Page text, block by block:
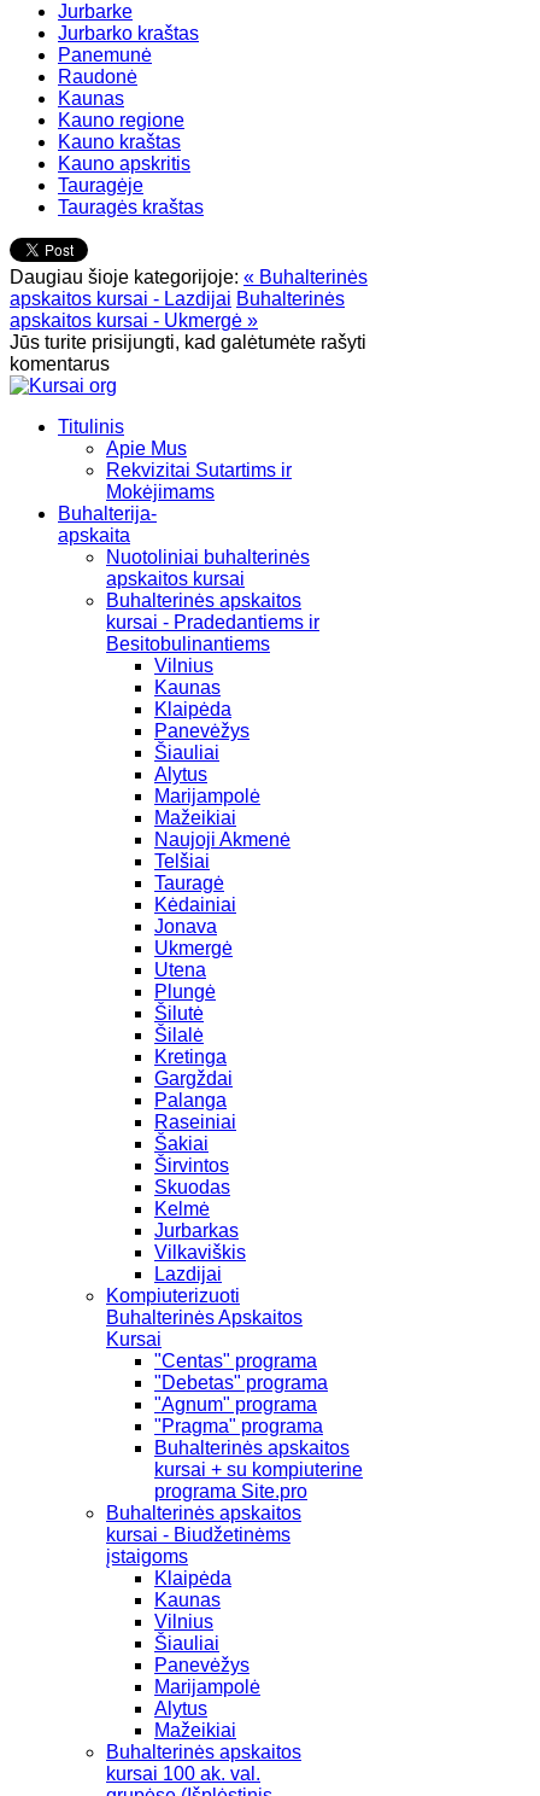
Jurbarke
Jurbarko kraštas
Panemunė
Raudonė
Kaunas
Kauno regione
Kauno kraštas
Kauno apskritis
Tauragėje
Tauragės kraštas
Daugiau šioje kategorijoje: « Buhalterinės
apskaitos kursai - Lazdijai Buhalterinės
apskaitos kursai - Ukmergė »
Jūs turite prisijungti, kad galėtumėte rašyti
komentarus
Titulinis
Apie Mus
Rekvizitai Sutartims ir
Mokėjimams
Buhalterija-
apskaita
Nuotoliniai buhalterinės
apskaitos kursai
Buhalterinės apskaitos
kursai - Pradedantiems ir
Besitobulinantiems
Vilnius
Kaunas
Klaipėda
Panevėžys
Šiauliai
Alytus
Marijampolė
Mažeikiai
Naujoji Akmenė
Telšiai
Tauragė
Kėdainiai
Jonava
Ukmergė
Utena
Plungė
Šilutė
Šilalė
Kretinga
Gargždai
Palanga
Raseiniai
Šakiai
Širvintos
Skuodas
Kelmė
Jurbarkas
Vilkaviškis
Lazdijai
Kompiuterizuoti
Buhalterinės Apskaitos
Kursai
"Centas" programa
"Debetas" programa
"Agnum" programa
"Pragma" programa
Buhalterinės apskaitos
kursai + su kompiuterine
programa Site.pro
Buhalterinės apskaitos
kursai - Biudžetinėms
įstaigoms
Klaipėda
Kaunas
Vilnius
Šiauliai
Panevėžys
Marijampolė
Alytus
Mažeikiai
Buhalterinės apskaitos
kursai 100 ak. val.